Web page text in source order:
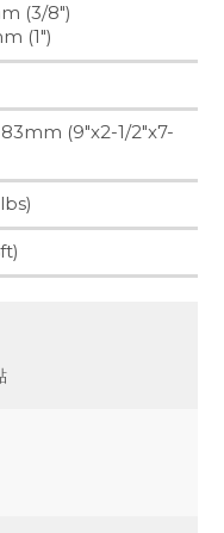
(3/8")
(1")
(9"x2-1/2"x7-